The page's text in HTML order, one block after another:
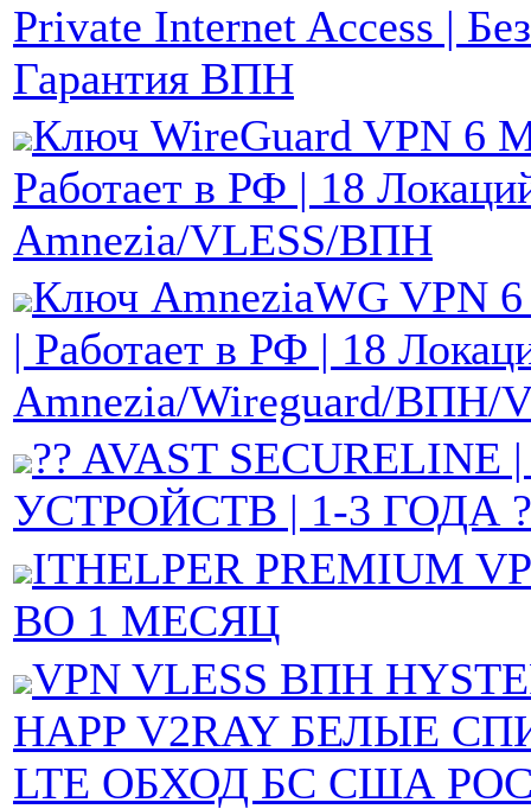
Private Internet Access |
Гарантия ВПН
Ключ WireGuard VPN 6
Работает в РФ | 18
Amnezia/VLESS/ВПН
Ключ AmneziaWG VPN
| Работает в РФ | 18
Amnezia/Wireguard/ВПН/
?? AVAST SECURELINE
УСТРОЙСТВ | 1-3 ГОДА
ITHELPER PREMIUM
ВО 1 МЕСЯЦ
VPN VLESS ВПН
HAPP V2RAY БЕЛЫЕ
LTE ОБХОД БС США